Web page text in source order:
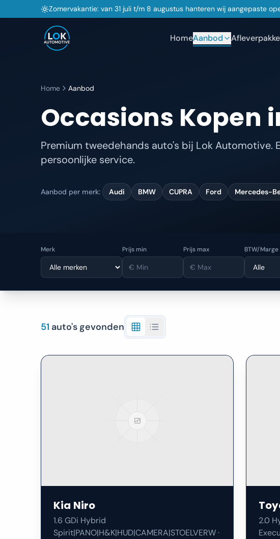
Zomervakantie: van 31 juli t/m 8 augustus hanteren wij aangepaste
HomeAanbod
Home Aanbod
Occasions Kopen
Premium tweedehands auto's bij Lok Automotive.
persoonlijke service.
Aanbod per merk: Audi BMW CUPRA Ford Mercedes-
Merk Prijs min Prijs max BTW/Marge
51 auto's gevonden
Kia Niro
1.6 GDi Hybrid
Spirit|PANO|H&K|HUD|CAMERA|STOELVERW·
2.0